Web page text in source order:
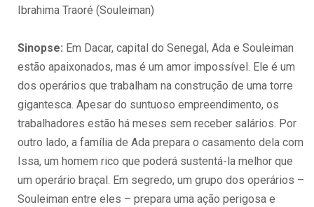
Ibrahima Traoré (Souleiman)
Sinopse: Em Dacar, capital do Senegal, Ada e Souleiman
estão apaixonados, mas é um amor impossível. Ele é um
dos operários que trabalham na construção de uma torre
gigantesca. Apesar do suntuoso empreendimento, os
trabalhadores estão há meses sem receber salários. Por
outro lado, a família de Ada prepara o casamento dela com
Issa, um homem rico que poderá sustentá-la melhor que
um operário braçal. Em segredo, um grupo dos operários –
Souleiman entre eles – prepara uma ação perigosa e